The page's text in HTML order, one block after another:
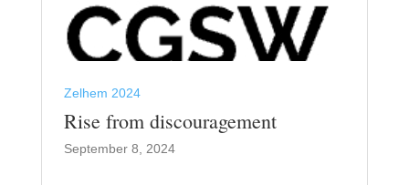
Zelhem 2024
Rise from discouragement
September 8, 2024